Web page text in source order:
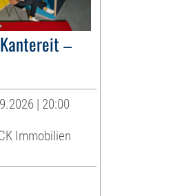
–
| 20:00
Immobilien